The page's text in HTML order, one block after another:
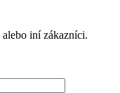
iní zákazníci.